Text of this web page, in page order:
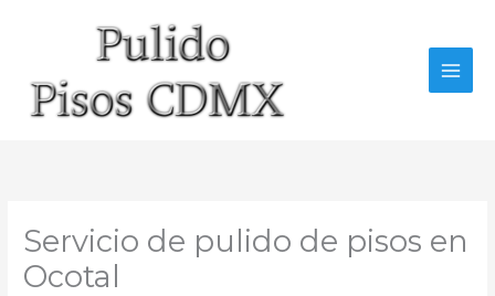
Servicio de pulido de pisos en
Ocotal